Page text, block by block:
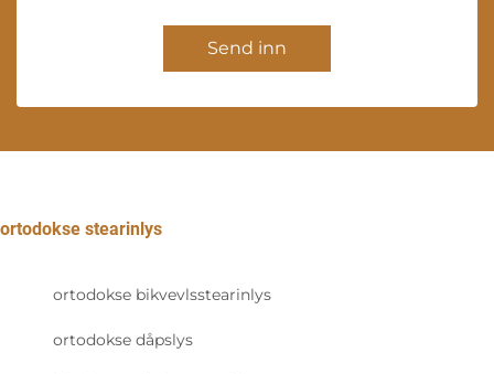
Send inn
ortodokse stearinlys
ortodokse bikvevlsstearinlys
ortodokse dåpslys